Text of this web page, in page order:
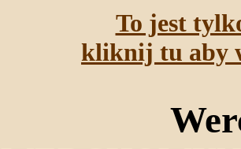
To jest
kliknij tu aby